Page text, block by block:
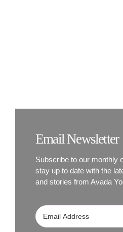
Email Newsletter
Subscribe to our monthly
stay up to date with the
and stories from Avada